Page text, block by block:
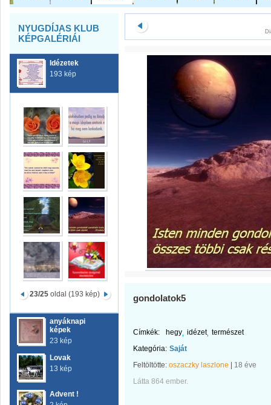
NYUGDÍJAS KLUB
KÉPGALÉRIÁI
Idézetek
193 kép
23/25 oldal (193 kép)
anyáknapi
képek
23 kép
Lovak
13 kép
Advent !
gondolatok5
Címkék: hegy idézet természet
Kategória: Saját
Feltöltötte: oszaczky laszlone
18 éve
Látta 864 ember.